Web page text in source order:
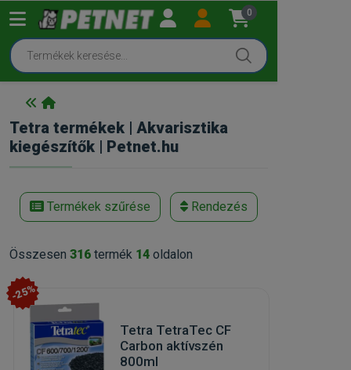
0
Tetra termékek | Akvarisztika
kiegészítők | Petnet.hu
Termékek szűrése Rendezés
Összesen 316 termék 14 oldalon
-25%
Tetra TetraTec CF
Carbon aktívszén
800ml